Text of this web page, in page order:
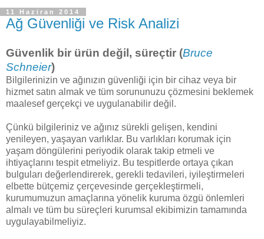
11 Haziran 2014
Ağ Güvenliği ve Risk Analizi
Güvenlik bir ürün değil, süreçtir (Bruce
Schneier)
Bilgilerinizin ve ağınızın güvenliği için bir cihaz veya bir
hizmet satın almak ve tüm sorununuzu çözmesini beklemek
maalesef gerçekçi ve uygulanabilir değil.
Çünkü bilgileriniz ve ağınız sürekli gelişen, kendini
yenileyen, yaşayan varlıklar. Bu varlıkları korumak için
yaşam döngülerini periyodik olarak takip etmeli ve
ihtiyaçlarını tespit etmeliyiz. Bu tespitlerde ortaya çıkan
bulguları değerlendirerek, gerekli tedavileri, iyileştirmeleri
elbette bütçemiz çerçevesinde gerçekleştirmeli,
kurumumuzun amaçlarına yönelik kuruma özgü önlemleri
almalı ve tüm bu süreçleri kurumsal ekibimizin tamamında
uygulayabilmeliyiz.